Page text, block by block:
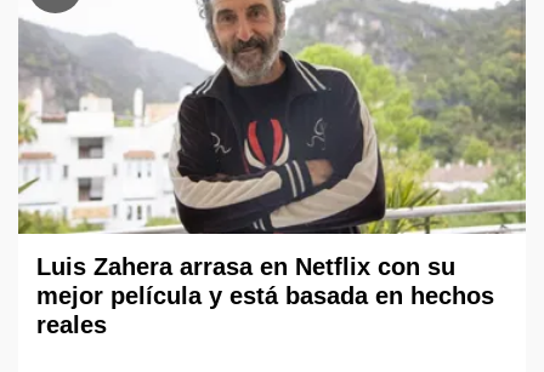
Luis Zahera arrasa en Netflix con su
mejor película y está basada en hechos
reales